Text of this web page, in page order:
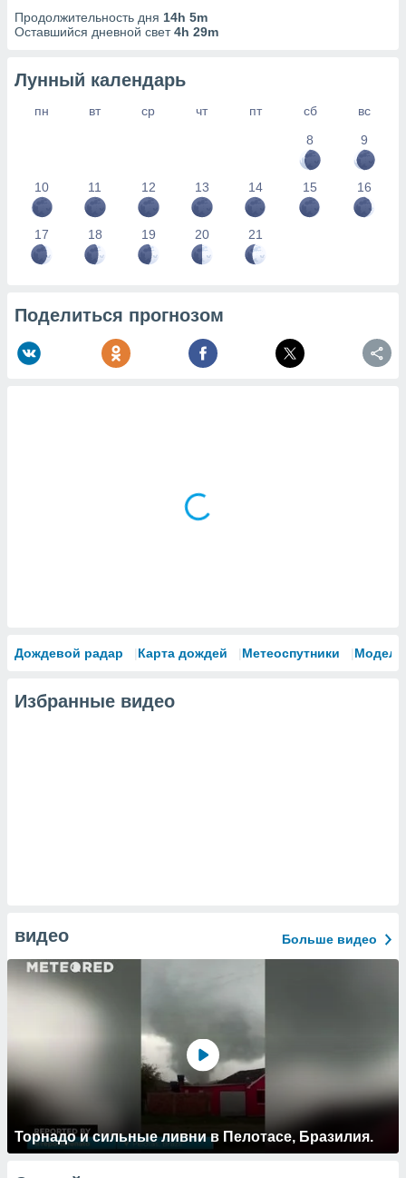
Продолжительность дня 14h 5m
Оставшийся дневной свет4h 29m
Лунный календарь
пн вт ср чт пт сб
вс
8
9
10 11 12 13 14 15 16
17 18 19 20 21
Поделиться прогнозом
Дождевой радар Карта дождей Метеоспутники Модели
Избранные видео
видео Больше видео
Торнадо и сильные ливни в Пелотасе, Бразилия.